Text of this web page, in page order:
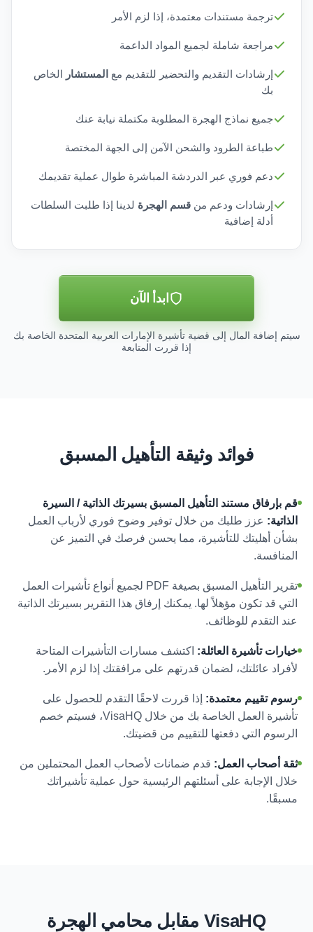
ترجمة مستندات معتمدة، إذا لزم الأمر
مراجعة شاملة لجميع المواد الداعمة
إرشادات التقديم والتحضير للتقديم مع المستشار
الخاص
بك
جميع نماذج الهجرة المطلوبة مكتملة نيابة عنك
طباعة الطرود والشحن الآمن إلى الجهة المختصة
دعم فوري عبر الدردشة المباشرة طوال عملية تقديمك
إرشادات ودعم من قسم الهجرة لدينا إذا طلبت السلطات
أدلة إضافية
ابدأ الآن
سيتم إضافة المال إلى قضية تأشيرة الإمارات العربية المتحدة الخاصة بك
إذا قررت المتابعة
فوائد وثيقة التأهيل المسبق
قم بإرفاق مستند التأهيل المسبق بسيرتك الذاتية / السيرة
الذاتية: عزز طلبك من خلال توفير وضوح فوري لأرباب العمل
بشأن أهليتك للتأشيرة، مما يحسن فرصك في التميز عن
المنافسة.
تقرير التأهيل المسبق بصيغة PDF لجميع أنواع تأشيرات العمل
التي قد تكون مؤهلاً لها. يمكنك إرفاق هذا التقرير بسيرتك الذاتية
عند التقدم للوظائف.
خيارات تأشيرة العائلة: اكتشف مسارات التأشيرات المتاحة
لأفراد عائلتك، لضمان قدرتهم على مرافقتك إذا لزم الأمر.
رسوم تقييم معتمدة: إذا قررت لاحقًا التقدم للحصول على
تأشيرة العمل الخاصة بك من خلال VisaHQ، فسيتم خصم
الرسوم التي دفعتها للتقييم من قضيتك.
ثقة أصحاب العمل: قدم ضمانات لأصحاب العمل المحتملين من
خلال الإجابة على أسئلتهم الرئيسية حول عملية تأشيراتك
مسبقًا.
VisaHQ مقابل محامي الهجرة